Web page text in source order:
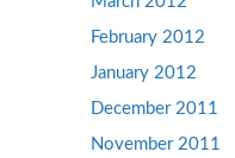
February 2012
January 2012
December 2011
November 2011